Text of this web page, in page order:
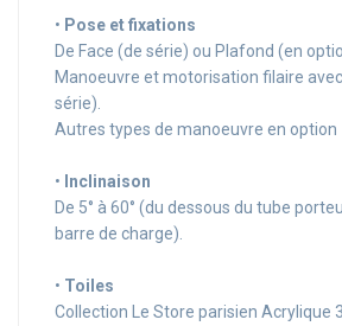
• Pose et fixations
De Face (de série) ou Plafond (en
Manoeuvre et motorisation filaire
série).
Autres types de manoeuvre en option
• Inclinaison
De 5° à 60° (du dessous du tube
barre de charge).
• Toiles
Collection Le Store parisien Acrylique